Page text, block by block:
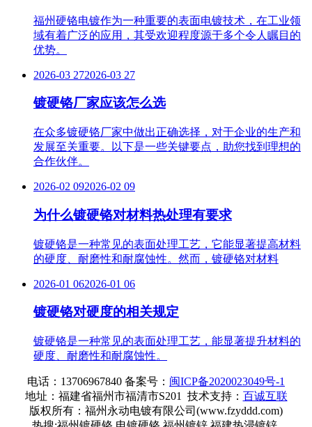
福州硬铬电镀作为一种重要的表面电镀技术，在工业领
域有着广泛的应用，其受欢迎程度源于多个令人瞩目的
优势。
2026-03 272026-03 27
镀硬铬厂家应该怎么选
在众多镀硬铬厂家中做出正确选择，对于企业的生产和
发展至关重要。以下是一些关键要点，助您找到理想的
合作伙伴。
2026-02 092026-02 09
为什么镀硬铬对材料热处理有要求
镀硬铬是一种常见的表面处理工艺，它能显著提高材料
的硬度、耐磨性和耐腐蚀性。然而，镀硬铬对材料
2026-01 062026-01 06
镀硬铬对硬度的相关规定
镀硬铬是一种常见的表面处理工艺，能显著提升材料的
硬度、耐磨性和耐腐蚀性。
电话：13706967840 备案号： 闽ICP备2020023049号-1
地址：福建省福州市福清市S201 技术支持： 百诚互联
版权所有：福州永动电镀有限公司(www.fzyddd.com)